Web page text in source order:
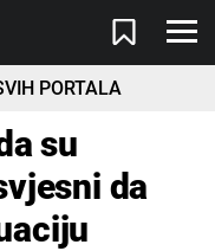
PORTALA
su
da